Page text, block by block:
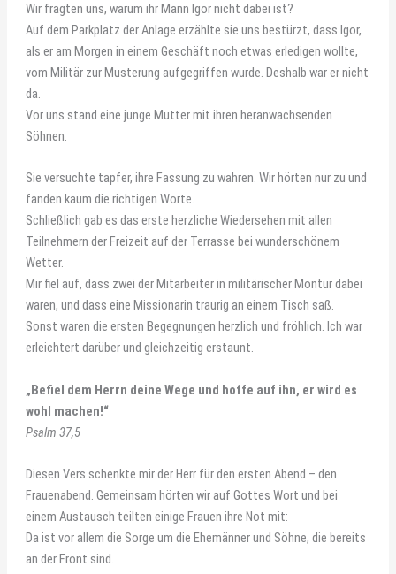
Wir fragten uns, warum ihr Mann Igor nicht dabei ist?
Auf dem Parkplatz der Anlage erzählte sie uns bestürzt, dass Igor,
als er am Morgen in einem Geschäft noch etwas erledigen wollte,
vom Militär zur Musterung aufgegriffen wurde. Deshalb war er nicht
da.
Vor uns stand eine junge Mutter mit ihren heranwachsenden
Söhnen.
Sie versuchte tapfer, ihre Fassung zu wahren. Wir hörten nur zu und
fanden kaum die richtigen Worte.
Schließlich gab es das erste herzliche Wiedersehen mit allen
Teilnehmern der Freizeit auf der Terrasse bei wunderschönem
Wetter.
Mir fiel auf, dass zwei der Mitarbeiter in militärischer Montur dabei
waren, und dass eine Missionarin traurig an einem Tisch saß.
Sonst waren die ersten Begegnungen herzlich und fröhlich. Ich war
erleichtert darüber und gleichzeitig erstaunt.
„Befiel dem Herrn deine Wege und hoffe auf ihn, er wird es
wohl machen!“
Psalm 37,5
Diesen Vers schenkte mir der Herr für den ersten Abend – den
Frauenabend. Gemeinsam hörten wir auf Gottes Wort und bei
einem Austausch teilten einige Frauen ihre Not mit:
Da ist vor allem die Sorge um die Ehemänner und Söhne, die bereits
an der Front sind.